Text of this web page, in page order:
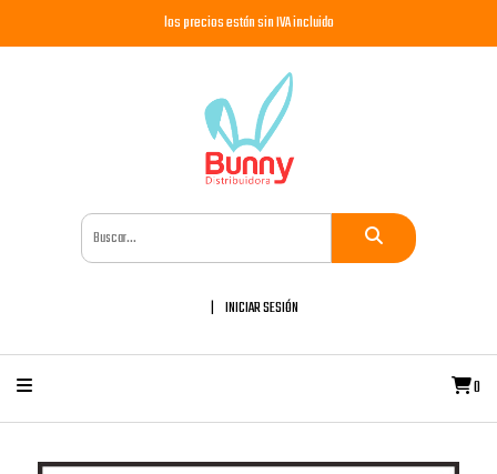
los precios están sin IVA incluido
INICIAR SESIÓN
0